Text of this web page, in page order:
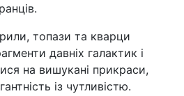
топази та кварци
давніх галактик і
на вишукані прикраси,
із чутливістю.